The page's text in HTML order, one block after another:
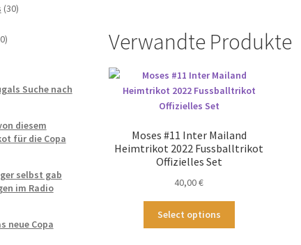
Verwandte Produkte
Moses #11 Inter Mailand
Heimtrikot 2022 Fussballtrikot
Offizielles Set
40,00€
Select options
3030
10
Suche nach
diesem
für die Copa
selbst gab
im Radio
neue Copa